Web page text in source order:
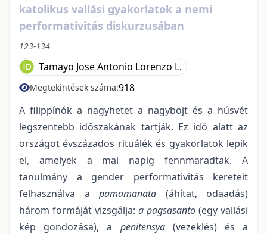
katolikus vallási gyakorlatok a nemi
performativitás diskurzusában
123-134
Tamayo Jose Antonio Lorenzo L.
Megtekintések száma:918
A filippínók a nagyhetet a nagyböjt és a húsvét
legszentebb időszakának tartják. Ez idő alatt az
országot évszázados rituálék és gyakorlatok lepik
el, amelyek a mai napig fennmaradtak. A
tanulmány a gender performativitás kereteit
felhasználva a pamamanata (áhítat, odaadás)
három formáját vizsgálja: a pagsasanto (egy vallási
kép gondozása), a penitensya(vezeklés) és a